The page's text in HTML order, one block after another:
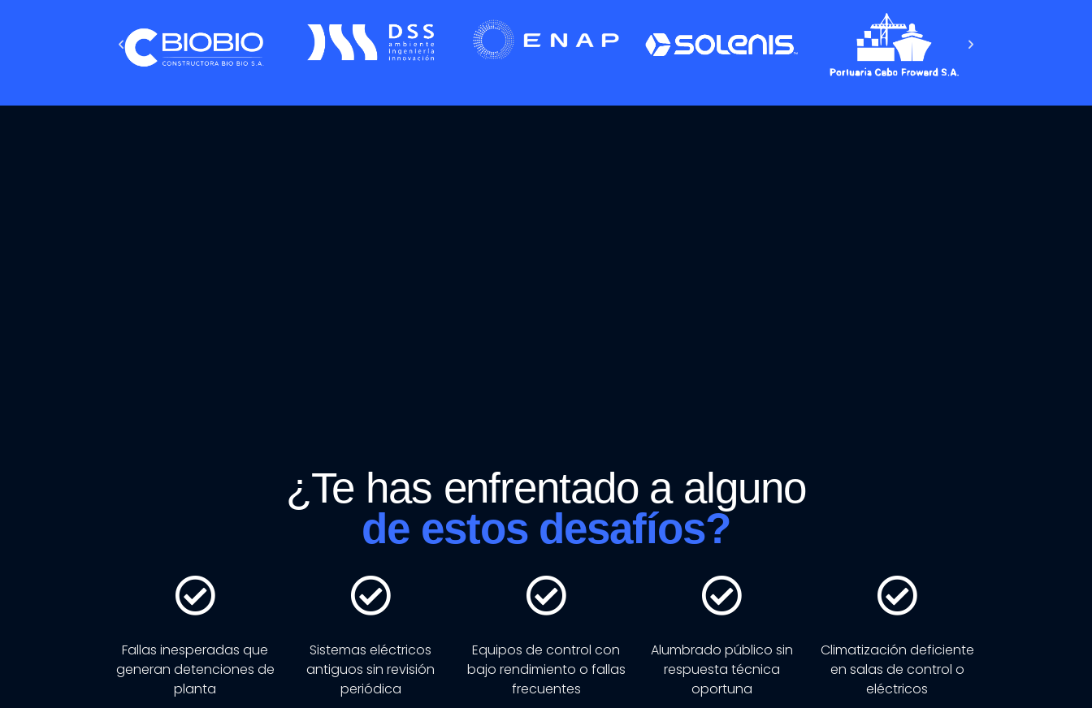
¿Te has enfrentado a alguno
de estos desafíos?​
Fallas inesperadas que
generan detenciones de
planta
Sistemas eléctricos
antiguos sin revisión
periódica
Equipos de control con
bajo rendimiento o fallas
frecuentes
Alumbrado público sin
respuesta técnica
oportuna
Climatización deficiente
en salas de control o
eléctricos